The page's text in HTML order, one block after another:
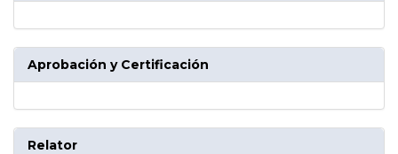
Aprobación y Certificación
Relator